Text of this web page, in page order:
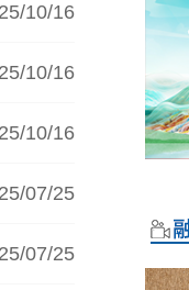
10/16
10/16
10/16
07/25
07/25